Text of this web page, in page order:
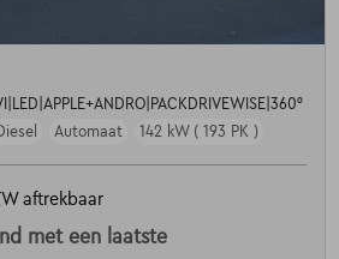
Automaat 142 kW ( 193 PK )
aftrekbaar
met een laatste